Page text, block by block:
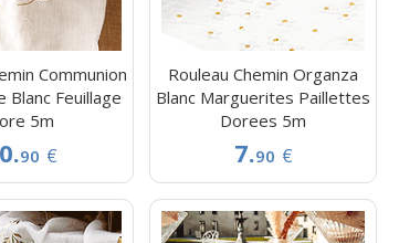
Communion
Blanc Feuillage
5m
90 €
Rouleau Chemin Organza
Blanc Marguerites Paillettes
Dorees 5m
7.90 €